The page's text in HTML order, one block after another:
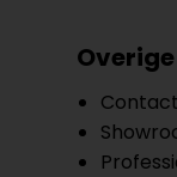
Overige
Contact